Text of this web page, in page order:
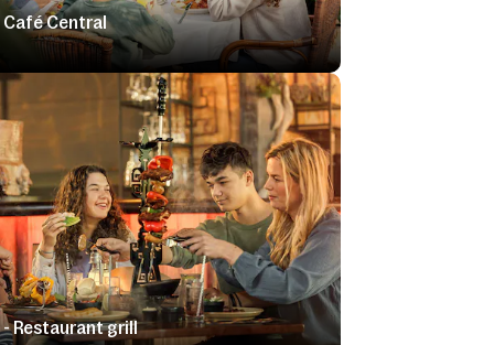
Café Central
- Restaurant grill